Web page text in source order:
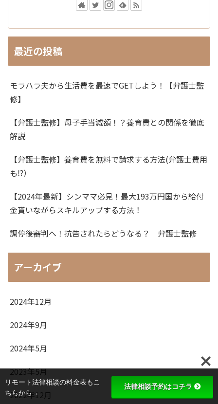
最近の投稿
モラハラ夫から生活費を最速でGETしよう！【弁護士監
修】
【弁護士監修】母子手当減額！？養育費との関係を徹底
解説
【弁護士監修】養育費を無料で請求する方法(弁護士費用
も⁉）
【2024年最新】シンママ必見！最大193万円国から給付
金貰いながらスキルアップする方法！
調停後審判へ！抗告されたらどうなる？｜弁護士監修
アーカイブ
2024年12月
2024年9月
2024年5月
2023年5月
2022年12月
リモート法律相談の料金表もこ
ちらから→
法律相談予約はコチラ